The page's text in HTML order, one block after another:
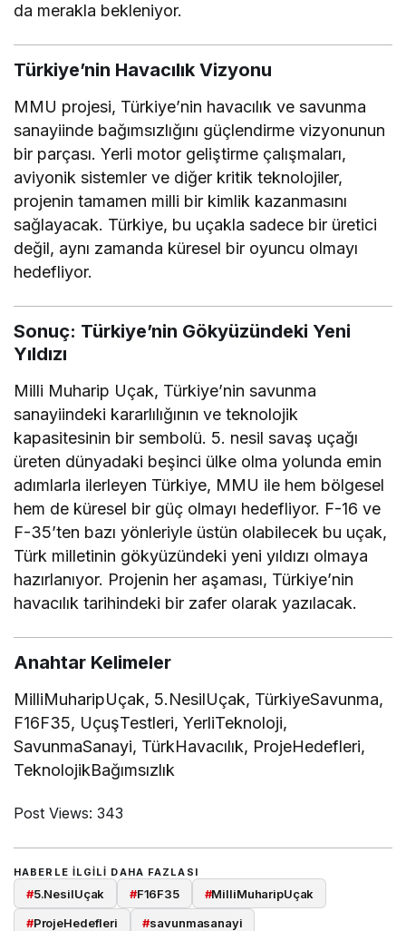
da merakla bekleniyor.
Türkiye’nin Havacılık Vizyonu
MMU projesi, Türkiye’nin havacılık ve savunma
sanayiinde bağımsızlığını güçlendirme vizyonunun
bir parçası. Yerli motor geliştirme çalışmaları,
aviyonik sistemler ve diğer kritik teknolojiler,
projenin tamamen milli bir kimlik kazanmasını
sağlayacak. Türkiye, bu uçakla sadece bir üretici
değil, aynı zamanda küresel bir oyuncu olmayı
hedefliyor.
Sonuç: Türkiye’nin Gökyüzündeki Yeni
Yıldızı
Milli Muharip Uçak, Türkiye’nin savunma
sanayiindeki kararlılığının ve teknolojik
kapasitesinin bir sembolü. 5. nesil savaş uçağı
üreten dünyadaki beşinci ülke olma yolunda emin
adımlarla ilerleyen Türkiye, MMU ile hem bölgesel
hem de küresel bir güç olmayı hedefliyor. F-16 ve
F-35’ten bazı yönleriyle üstün olabilecek bu uçak,
Türk milletinin gökyüzündeki yeni yıldızı olmaya
hazırlanıyor. Projenin her aşaması, Türkiye’nin
havacılık tarihindeki bir zafer olarak yazılacak.
Anahtar Kelimeler
MilliMuharipUçak, 5.NesilUçak, TürkiyeSavunma,
F16F35, UçuşTestleri, YerliTeknoloji,
SavunmaSanayi, TürkHavacılık, ProjeHedefleri,
TeknolojikBağımsızlık
Post Views: 343
HABERLE ILGILI DAHA FAZLASI
#5.NesilUçak #F16F35 #MilliMuharipUçak
#ProjeHedefleri #savunmasanayi